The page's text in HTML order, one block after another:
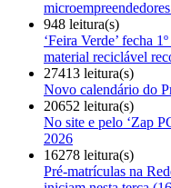
948 leitura(s)
‘Feira Verde’ fecha
material reciclável
27413 leitura(s)
Novo calendário do
20652 leitura(s)
No site e pelo ‘Zap
2026
16278 leitura(s)
Pré-matrículas na